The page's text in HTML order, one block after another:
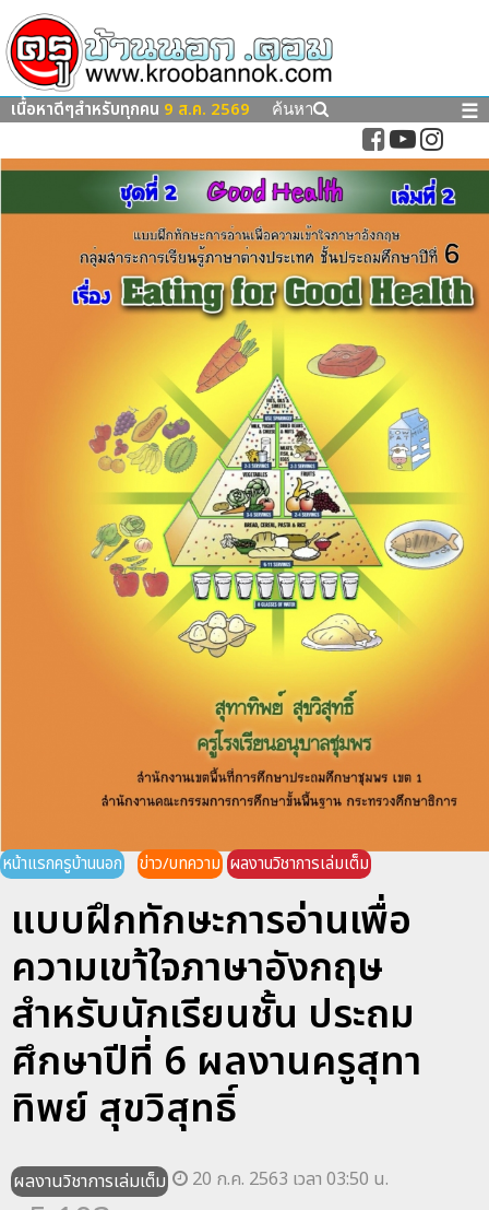
เนื้อหาดีๆสำหรับทุกคน 9 ส.ค. 2569 ค้นหา ☰
หน้าแรกครูบ้านนอก ข่าว/บทความ ผลงานวิชาการเล่มเต็ม
แบบฝึกทักษะการอ่านเพื่อ
ความเขา้ใจภาษาอังกฤษ
สำหรับนักเรียนชั้น ประถม
ศึกษาปีที่ 6 ผลงานครูสุทา
ทิพย์ สุขวิสุทธิ์
ผลงานวิชาการเล่มเต็ม 20 ก.ค. 2563 เวลา 03:50 น.